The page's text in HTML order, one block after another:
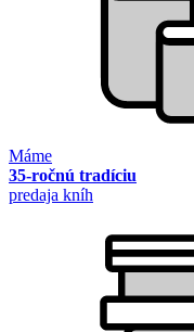
Máme
35-ročnú tradíciu
predaja kníh